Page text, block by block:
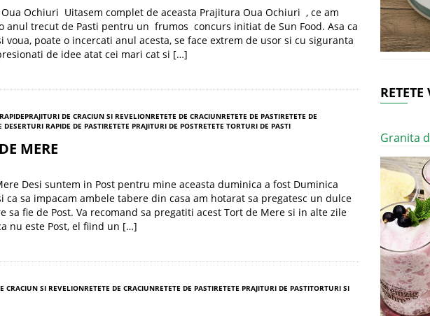
Ochiuri Uitasem complet de aceasta Prajitura Oua Ochiuri , ce am
anul trecut de Pasti pentru un frumos concurs initiat de Sun Food. Asa ca
voua, poate o incercati anul acesta, se face extrem de usor si cu siguranta
de idee atat cei mari cat si […]
PRAJITURI DE CRACIUN SI REVELIONRETETE DE CRACIUNRETETE DE PASTIRETETE DE
DESERTURI RAPIDE DE PASTIRETETE PRAJITURI DE POSTRETETE TORTURI DE PASTI
MERE
Desi suntem in Post pentru mine aceasta duminica a fost Duminica
ca sa impacam ambele tabere din casa am hotarat sa pregatesc un dulce
sa fie de Post. Va recomand sa pregatiti acest Tort de Mere si in alte zile
nu este Post, el fiind un […]
CRACIUN SI REVELIONRETETE DE CRACIUNRETETE DE PASTIRETETE PRAJITURI DE PASTITORTURI SI
Granita